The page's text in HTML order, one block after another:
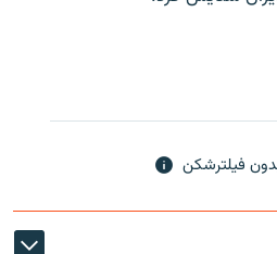
فیلترشکن